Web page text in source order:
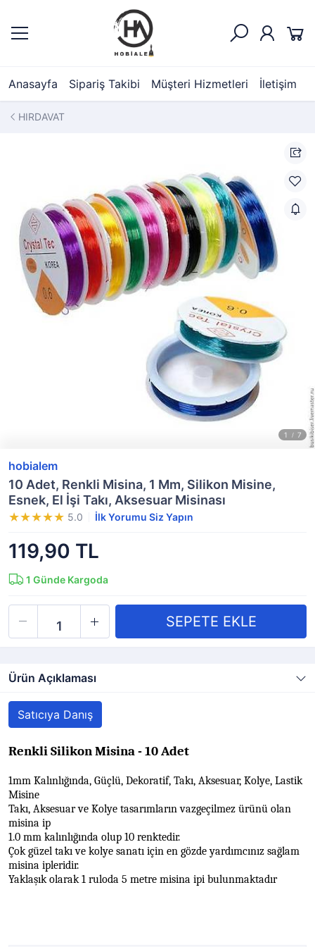
Anasayfa Sipariş Takibi Müşteri Hizmetleri İletişim
HIRDAVAT
hobialem
10 Adet, Renkli Misina, 1 Mm, Silikon Misine,
Esnek, El İşi Takı, Aksesuar Misinası
5.0 İlk Yorumu Siz Yapın
119,90 TL
1 Günde Kargoda
Ürün Açıklaması
Satıcıya Danış
Renkli Silikon Misina - 10 Adet
1mm Kalınlığında, Güçlü, Dekoratif, Takı, Aksesuar, Kolye, Lastik
Misine
Takı, Aksesuar ve Kolye tasarımların vazgeçilmez ürünü olan
misina ip
1.0 mm kalınlığında olup 10 renktedir.
Çok güzel takı ve kolye sanatı için en gözde yardımcınız sağlam
misina ipleridir.
Yaklaşık olarak 1 ruloda 5 metre misina ipi bulunmaktadır